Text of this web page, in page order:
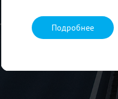
Подробнее